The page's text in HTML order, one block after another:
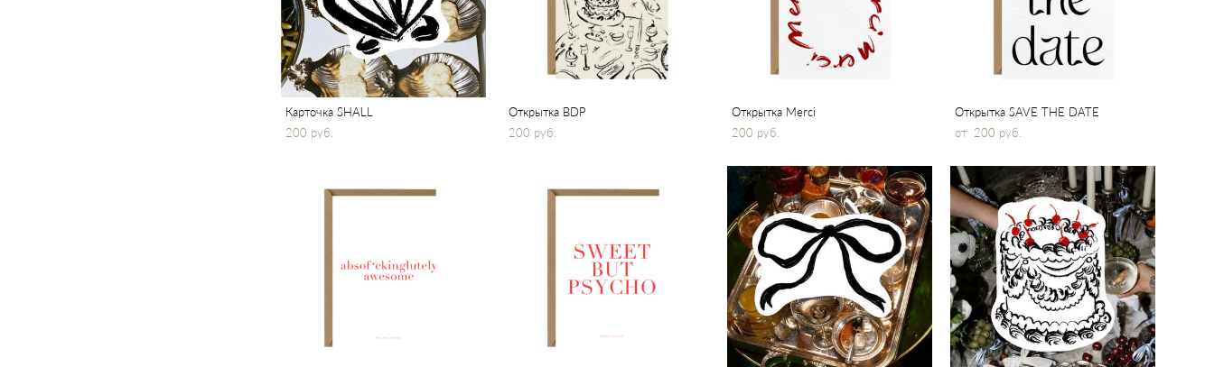
Карточка SHALL
200 pуб.
Открытка BDP
200 pуб.
Открытка Merci
200 pуб.
Открытка SAVE THE DATE
от 200 pуб.